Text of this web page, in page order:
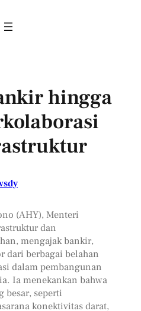
hingga
(AHY), Menteri
dan
mengajak bankir,
dari berbagai belahan
dalam pembangunan
Ia menekankan bahwa
besar, seperti
konektivitas darat,